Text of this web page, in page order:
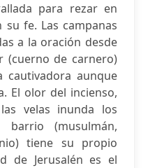
para rezar en
fe. Las campanas
a la oración desde
(cuerno de carnero)
cautivadora aunque
El olor del incienso,
velas inunda los
barrio (musulmán,
tiene su propio
de Jerusalén es el